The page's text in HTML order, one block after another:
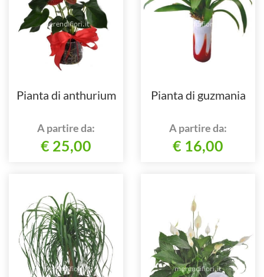
Pianta di anthurium
A partire da:
€ 25,00
Pianta di guzmania
A partire da:
€ 16,00